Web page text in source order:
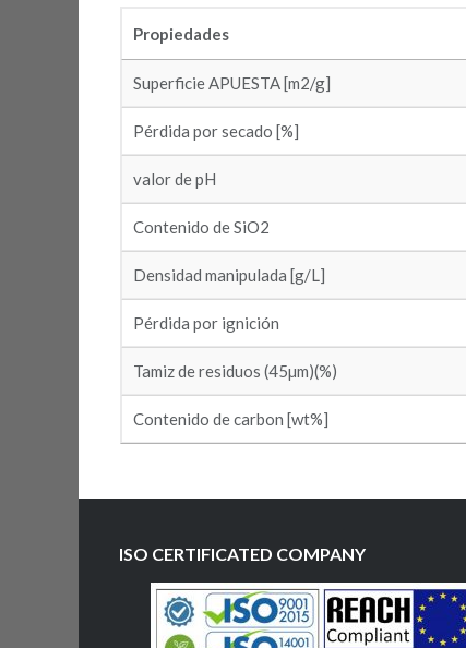
Propiedades
Superficie APUESTA [m2/g]
Pérdida por secado [%]
valor de pH
Contenido de SiO2
Densidad manipulada [g/L]
Pérdida por ignición
Tamiz de residuos (45µm)(%)
Contenido de carbon [wt%]
ISO CERTIFICATED COMPANY